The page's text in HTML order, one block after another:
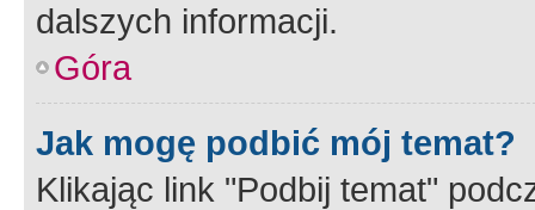
dalszych informacji.
Góra
Jak mogę podbić mój temat?
Klikając link "Podbij temat"